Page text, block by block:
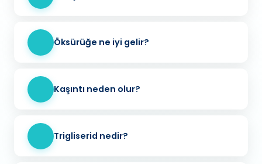
Öksürüğe ne iyi gelir?
Kaşıntı neden olur?
Trigliserid nedir?